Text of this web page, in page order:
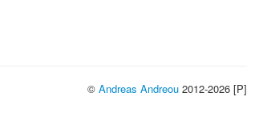
© Andreas Andreou 2012-2026 [P]